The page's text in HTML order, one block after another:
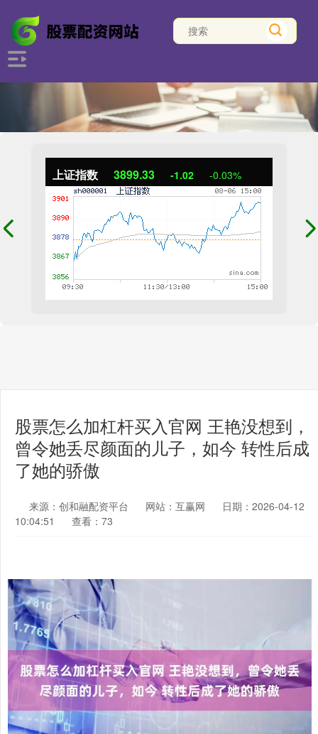
上证指数 3899.33 -1.02 -0.03%
股票怎么加杠杆买入官网 王艳没想到，
曾令她丢尽颜面的儿子，如今 转性后成
了她的骄傲
来源：创和融配资平台 网站：互赢网
日期：2026-04-12
10:04:51
查看：73